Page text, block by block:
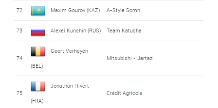
72 Maxim Gourov (KAZ) A-Style Somn
73 Alexei Kunshin (RUS) Team Katusha
74
Geert Verheyen
(BEL)
Mitsubishi - Jartazi
75
Jonathan Hivert
(FRA)
Crédit Agricole